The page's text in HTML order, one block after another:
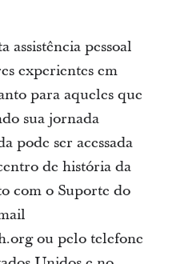
assistência pessoal
experientes em
para aqueles que
sua jornada
pode ser acessada
de história da
com o Suporte do
ou pelo telefone